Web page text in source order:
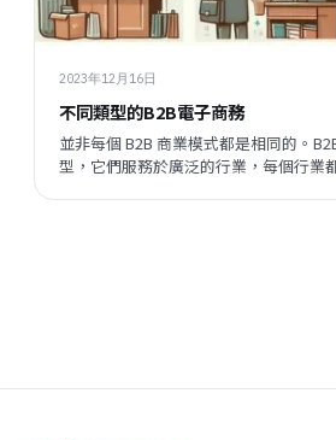
2023年12月16日
不同類型的B2B電子商務
並非每個 B2B 商業模式都是相同的。
型，它們服務於廣泛的行業，每個行業